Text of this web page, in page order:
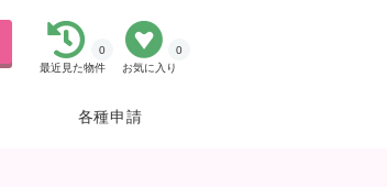
お気に入り
0
最近見た物件
0
各種申請